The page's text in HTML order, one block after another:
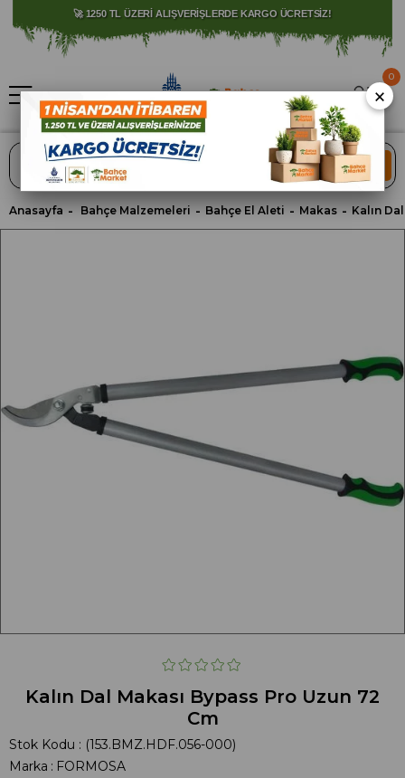
🚀 1250 TL ÜZERİ ALIŞVERİŞLERDE KARGO ÜCRETSİZ!
⚠️ SATIŞLARIMIZ YALNIZCA İSTANBUL İLİ İLE SINIRLIDIR.
ARA
0
Anasayfa Bahçe Malzemeleri Bahçe El Aleti Makas
Kalın Dal Makası Bypass Pro Uzun 72
Cm
Stok Kodu
(153.BMZ.HDF.056-000)
Marka : FORMOSA
×